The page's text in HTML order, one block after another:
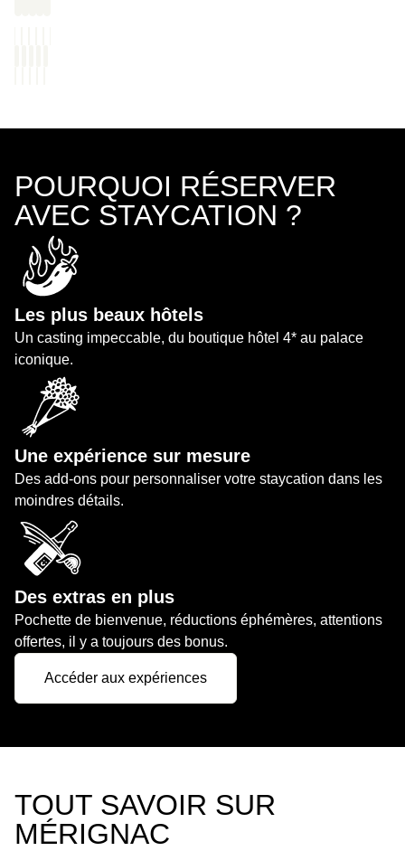
POURQUOI RÉSERVER
AVEC STAYCATION ?
Les plus beaux hôtels
Un casting impeccable, du boutique hôtel 4* au palace
iconique.
Une expérience sur mesure
Des add-ons pour personnaliser votre staycation dans les
moindres détails.
Des extras en plus
Pochette de bienvenue, réductions éphémères, attentions
offertes, il y a toujours des bonus.
Accéder aux expériences
TOUT SAVOIR SUR
MÉRIGNAC